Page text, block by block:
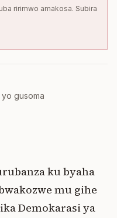
ririmwo amakosa. Subira
yo gusoma
ku byaha
mu gihe
Demokarasi ya